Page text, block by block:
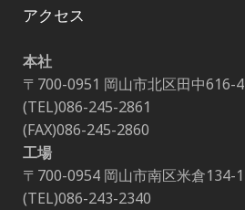
アクセス
本社
〒700-0951 岡山市北区田中616-4
(TEL)086-245-2861
(FAX)086-245-2860
工場
〒700-0954 岡山市南区米倉134-1
(TEL)086-243-2340